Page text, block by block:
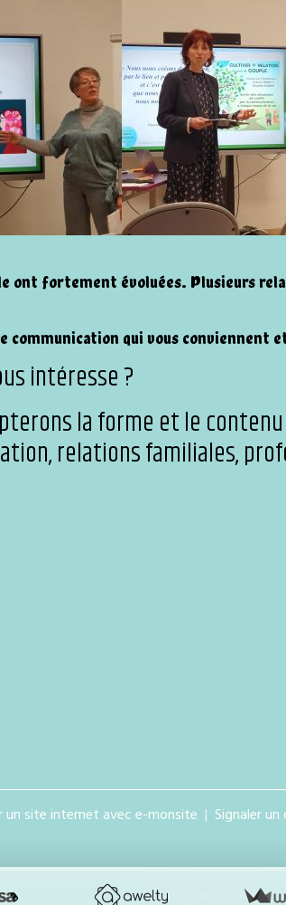
ont fortement évoluées. Plusieurs
communication qui vous
intéresse ?
la forme et le
relations familiales,
un site internet avec e-monsite Signaler
Gestion des cookies